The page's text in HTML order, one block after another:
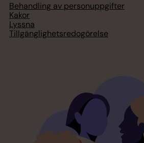
Behandling av personuppgifter
Kakor
Lyssna
Tillgänglighetsredogörelse